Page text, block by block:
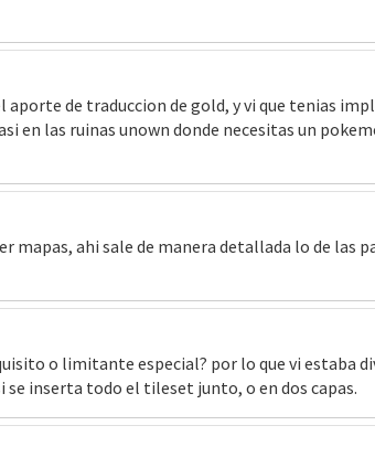
aporte de traduccion de gold, y vi que tenias
en las ruinas unown donde necesitas un
mapas, ahi sale de manera detallada lo de las
o limitante especial? por lo que vi estaba
se inserta todo el tileset junto, o en dos capas.